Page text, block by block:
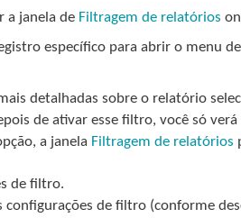
a janela de Filtragem de relatórios
específico para abrir o menu
detalhadas sobre o relatório
de ativar esse filtro, você só
a janela Filtragem de relatórios
de filtro.
configurações de filtro (conforme